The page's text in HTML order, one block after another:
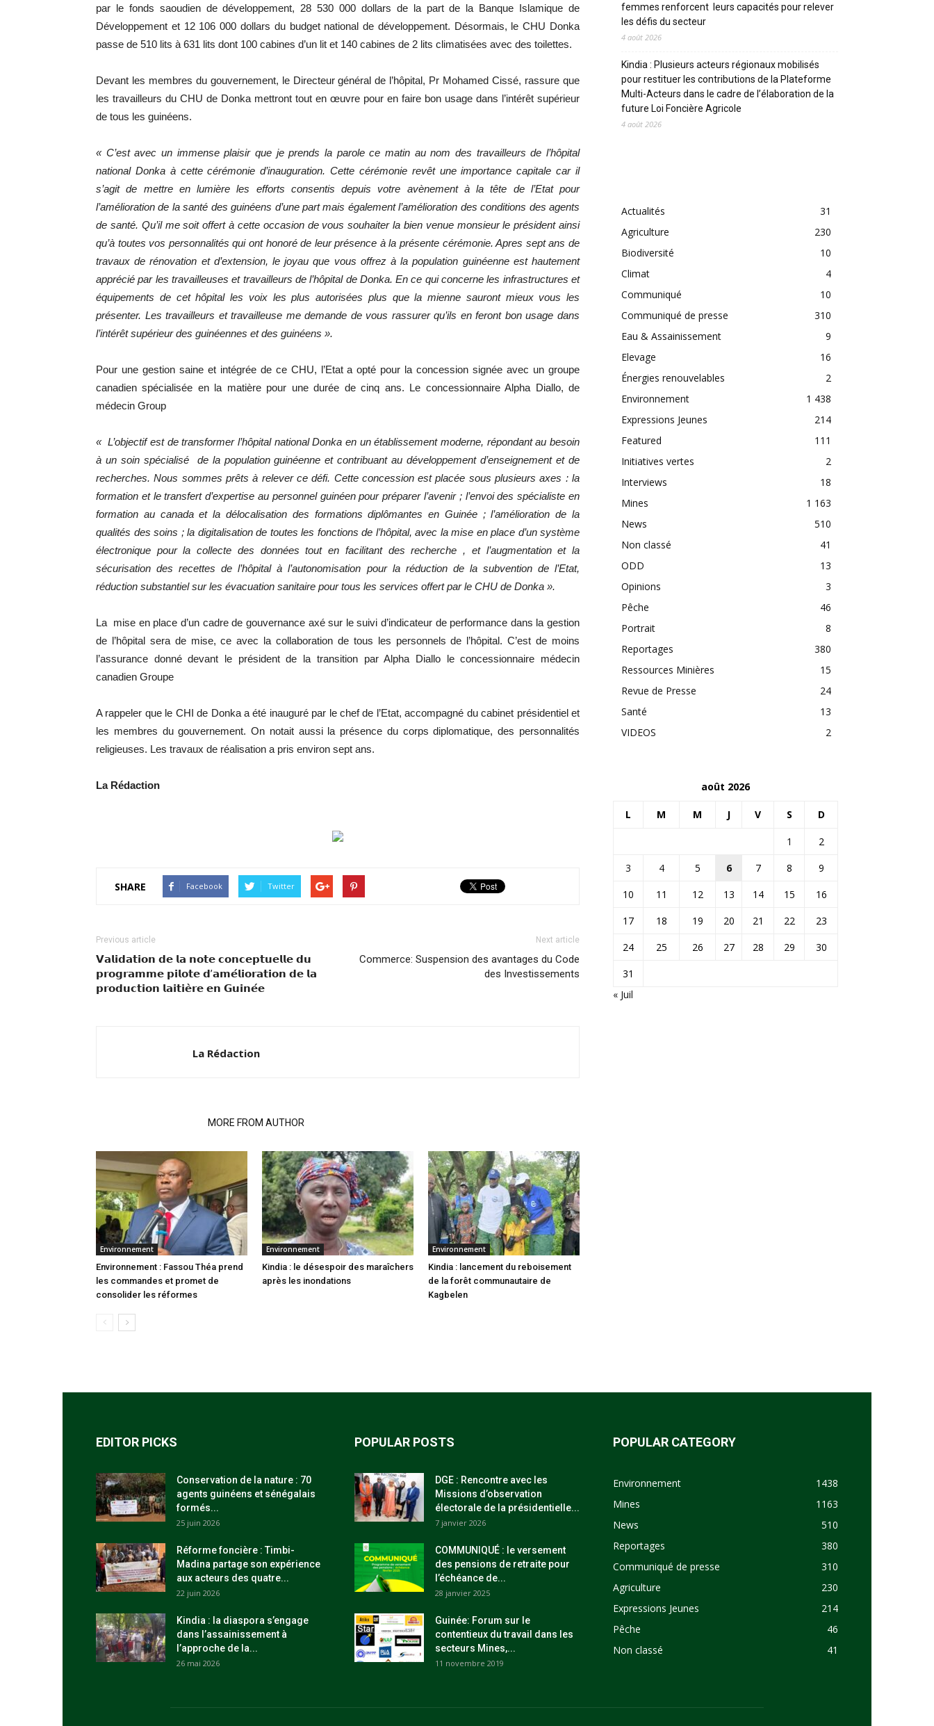
par le fonds saoudien de développement, 28 530 000 dollars de la part de la Banque Islamique de
Développement et 12 106 000 dollars du budget national de développement. Désormais, le CHU Donka
passe de 510 lits à 631 lits dont 100 cabines d’un lit et 140 cabines de 2 lits climatisées avec des toilettes.
Devant les membres du gouvernement, le Directeur général de l’hôpital, Pr Mohamed Cissé, rassure que
les travailleurs du CHU de Donka mettront tout en œuvre pour en faire bon usage dans l’intérêt supérieur
de tous les guinéens.
« C’est avec un immense plaisir que je prends la parole ce matin au nom des travailleurs de l’hôpital
national Donka à cette cérémonie d’inauguration. Cette cérémonie revêt une importance capitale car il
s’agit de mettre en lumière les efforts consentis depuis votre avènement à la tête de l’Etat pour
l’amélioration de la santé des guinéens d’une part mais également l’amélioration des conditions des agents
de santé. Qu’il me soit offert à cette occasion de vous souhaiter la bien venue monsieur le président ainsi
qu’à toutes vos personnalités qui ont honoré de leur présence à la présente cérémonie. Apres sept ans de
travaux de rénovation et d’extension, le joyau que vous offrez à la population guinéenne est hautement
apprécié par les travailleuses et travailleurs de l’hôpital de Donka. En ce qui concerne les infrastructures et
équipements de cet hôpital les voix les plus autorisées plus que la mienne sauront mieux vous les
présenter. Les travailleurs et travailleuse me demande de vous rassurer qu’ils en feront bon usage dans
l’intérêt supérieur des guinéennes et des guinéens ».
Pour une gestion saine et intégrée de ce CHU, l’Etat a opté pour la concession signée avec un groupe
canadien spécialisée en la matière pour une durée de cinq ans. Le concessionnaire Alpha Diallo, de
médecin Group
« L’objectif est de transformer l’hôpital national Donka en un établissement moderne, répondant au besoin
à un soin spécialisé de la population guinéenne et contribuant au développement d’enseignement et de
recherches. Nous sommes prêts à relever ce défi. Cette concession est placée sous plusieurs axes : la
formation et le transfert d’expertise au personnel guinéen pour préparer l’avenir ; l’envoi des spécialiste en
formation au canada et la délocalisation des formations diplômantes en Guinée ; l’amélioration de la
qualités des soins ; la digitalisation de toutes les fonctions de l’hôpital, avec la mise en place d’un système
électronique pour la collecte des données tout en facilitant des recherche , et l’augmentation et la
sécurisation des recettes de l’hôpital à l’autonomisation pour la réduction de la subvention de l’Etat,
réduction substantiel sur les évacuation sanitaire pour tous les services offert par le CHU de Donka ».
La mise en place d’un cadre de gouvernance axé sur le suivi d’indicateur de performance dans la gestion
de l’hôpital sera de mise, ce avec la collaboration de tous les personnels de l’hôpital. C’est de moins
l’assurance donné devant le président de la transition par Alpha Diallo le concessionnaire médecin
canadien Groupe
A rappeler que le CHI de Donka a été inauguré par le chef de l’Etat, accompagné du cabinet présidentiel et
les membres du gouvernement. On notait aussi la présence du corps diplomatique, des personnalités
religieuses. Les travaux de réalisation a pris environ sept ans.
La Rédaction
SHARE Facebook Twitter
Previous article
𝗩𝗮𝗹𝗶𝗱𝗮𝘁𝗶𝗼𝗻 𝗱𝗲 𝗹𝗮 𝗻𝗼𝘁𝗲 𝗰𝗼𝗻𝗰𝗲𝗽𝘁𝘂𝗲𝗹𝗹𝗲 𝗱𝘂
𝗽𝗿𝗼𝗴𝗿𝗮𝗺𝗺𝗲 𝗽𝗶𝗹𝗼𝘁𝗲 𝗱’𝗮𝗺𝗲́𝗹𝗶𝗼𝗿𝗮𝘁𝗶𝗼𝗻 𝗱𝗲 𝗹𝗮
𝗽𝗿𝗼𝗱𝘂𝗰𝘁𝗶𝗼𝗻 𝗹𝗮𝗶𝘁𝗶𝗲̀𝗿𝗲 𝗲𝗻 𝗚𝘂𝗶𝗻𝗲́𝗲
Next article
Commerce: Suspension des avantages du Code
des Investissements
La Rédaction
MORE FROM AUTHOR
Environnement
Environnement : Fassou Théa prend
les commandes et promet de
consolider les réformes
Environnement
Kindia : le désespoir des maraîchers
après les inondations
Environnement
Kindia : lancement du reboisement
de la forêt communautaire de
Kagbelen
femmes renforcent leurs capacités pour relever
les défis du secteur
4 août 2026
Kindia : Plusieurs acteurs régionaux mobilisés
pour restituer les contributions de la Plateforme
Multi-Acteurs dans le cadre de l’élaboration de la
future Loi Foncière Agricole
4 août 2026
Actualités
31
Agriculture
230
Biodiversité
10
Climat
4
Communiqué
10
Communiqué de presse
310
Eau & Assainissement
9
Elevage
16
Énergies renouvelables
2
Environnement
1 438
Expressions Jeunes
214
Featured
111
Initiatives vertes
2
Interviews
18
Mines
1 163
News
510
Non classé
41
ODD
13
Opinions
3
Pêche
46
Portrait
8
Reportages
380
Ressources Minières
15
Revue de Presse
24
Santé
13
VIDEOS
2
août 2026
L M M J V S D
1
2
3
4 5 6 7 8
9
10
11 12 13 14 15
16
17
18 19 20 21 22
23
24
25 26 27 28 29
30
31
« Juil
EDITOR PICKS
Conservation de la nature : 70
agents guinéens et sénégalais
formés...
25 juin 2026
Réforme foncière : Timbi-
Madina partage son expérience
aux acteurs des quatre...
22 juin 2026
Kindia : la diaspora s’engage
dans l’assainissement à
l’approche de la...
26 mai 2026
POPULAR POSTS
DGE : Rencontre avec les
Missions d’observation
électorale de la présidentielle...
7 janvier 2026
COMMUNIQUÉ : le versement
des pensions de retraite pour
l’échéance de...
28 janvier 2025
Guinée: Forum sur le
contentieux du travail dans les
secteurs Mines,...
11 novembre 2019
POPULAR CATEGORY
Environnement
1438
Mines
1163
News
510
Reportages
380
Communiqué de presse
310
Agriculture
230
Expressions Jeunes
214
Pêche
46
Non classé
41